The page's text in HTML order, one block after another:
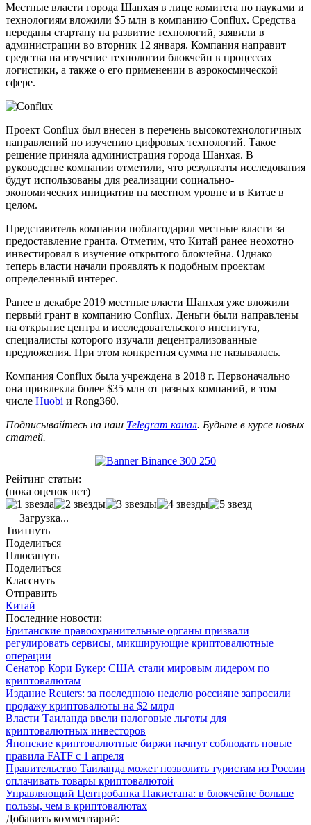
Местные власти города Шанхая в лице комитета по науками и
технологиям вложили $5 млн в компанию Conflux. Средства
переданы стартапу на развитие технологий, заявили в
администрации во вторник 12 января. Компания направит
средства на изучение технологии блокчейн в процессах
логистики, а также о его применении в аэрокосмической
сфере.
Проект Conflux был внесен в перечень высокотехнологичных
направлений по изучению цифровых технологий. Такое
решение приняла администрация города Шанхая. В
руководстве компании отметили, что результаты исследования
будут использованы для реализации социально-
экономических инициатив на местном уровне и в Китае в
целом.
Представитель компании поблагодарил местные власти за
предоставление гранта. Отметим, что Китай ранее неохотно
инвестировал в изучение открытого блокчейна. Однако
теперь власти начали проявлять к подобным проектам
определенный интерес.
Ранее в декабре 2019 местные власти Шанхая уже вложили
первый грант в компанию Conflux. Деньги были направлены
на открытие центра и исследовательского института,
специалисты которого изучали децентрализованные
предложения. При этом конкретная сумма не называлась.
Компания Conflux была учреждена в 2018 г. Первоначально
она привлекла более $35 млн от разных компаний, в том
числе Huobi и Rong360.
Подписывайтесь на наш Telegram канал. Будьте в курсе новых
статей.
Рейтинг статьи:
(пока оценок нет)
Загрузка...
Твитнуть
Поделиться
Плюсануть
Поделиться
Класснуть
Отправить
Китай
Последние новости:
Британские правоохранительные органы призвали
регулировать сервисы, микширующие криптовалютные
операции
Сенатор Кори Букер: США стали мировым лидером по
криптовалютам
Издание Reuters: за последнюю неделю россияне запросили
продажу криптовалюты на $2 млрд
Власти Таиланда ввели налоговые льготы для
криптовалютных инвесторов
Японские криптовалютные биржи начнут соблюдать новые
правила FATF с 1 апреля
Правительство Таиланда может позволить туристам из России
оплачивать товары криптовалютой
Управляющий Центробанка Пакистана: в блокчейне больше
пользы, чем в криптовалютах
Добавить комментарий: